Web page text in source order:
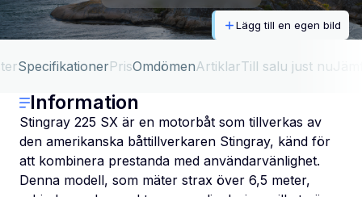
Lägg till en egen bild
SpecifikationerPrisOmdömenArtiklarTill salu just nu
Information
Stingray 225 SX är en motorbåt som tillverkas av
den amerikanska båttillverkaren Stingray, känd för
att kombinera prestanda med användarvänlighet.
Denna modell, som mäter strax över 6,5 meter,